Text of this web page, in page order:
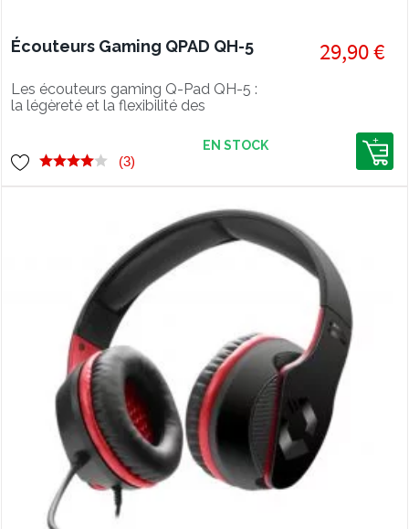
Écouteurs Gaming QPAD QH-5
Les écouteurs gaming Q-Pad QH-5 :
la légèreté et la flexibilité des
29,90 €
(3)
EN STOCK